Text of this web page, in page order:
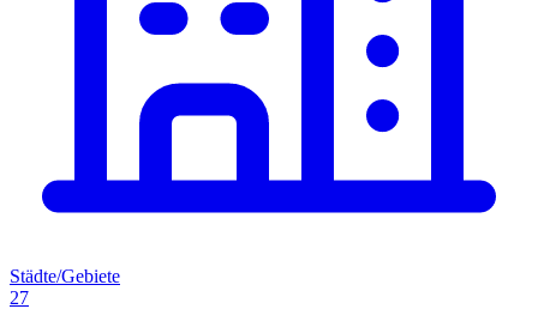
Städte/Gebiete
27